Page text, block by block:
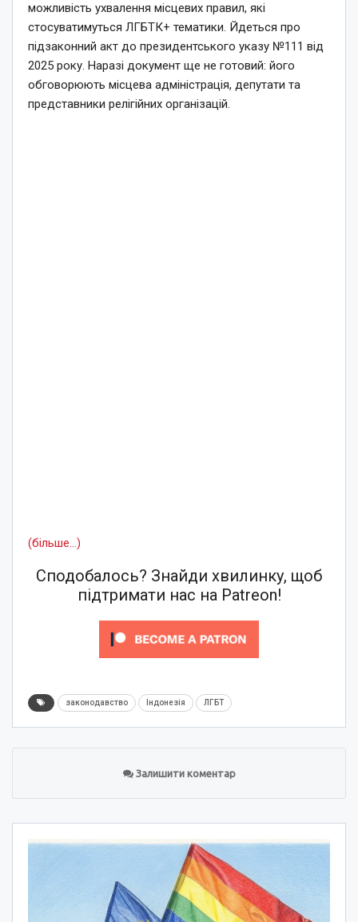
можливість ухвалення місцевих правил, які
стосуватимуться ЛГБТК+ тематики. Йдеться про
підзаконний акт до президентського указу №111 від
2025 року. Наразі документ ще не готовий: його
обговорюють місцева адміністрація, депутати та
представники релігійних організацій.
(більше…)
Сподобалось? Знайди хвилинку, щоб
підтримати нас на Patreon!
законодавство Індонезія ЛГБТ
Залишити коментар